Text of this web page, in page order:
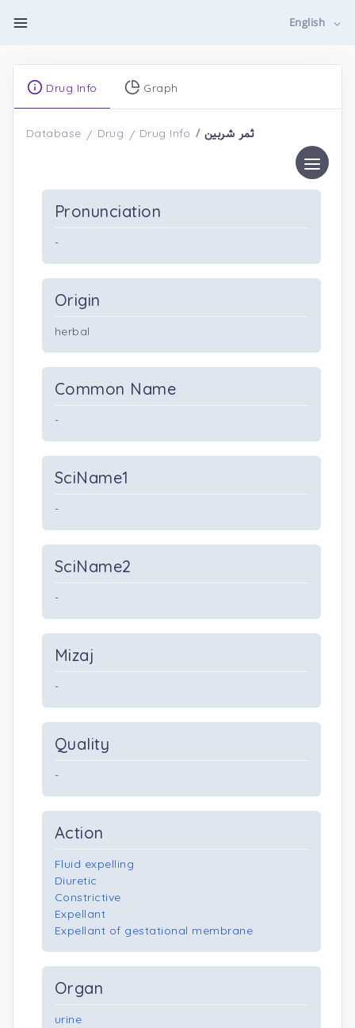
English
Drug Info Graph
Database Drug Drug Info ثمر شربین
Pronunciation
-
Origin
herbal
Common Name
-
SciName1
-
SciName2
-
Mizaj
-
Quality
-
Action
Fluid expelling
Diuretic
Constrictive
Expellant
Expellant of gestational membrane
Organ
urine